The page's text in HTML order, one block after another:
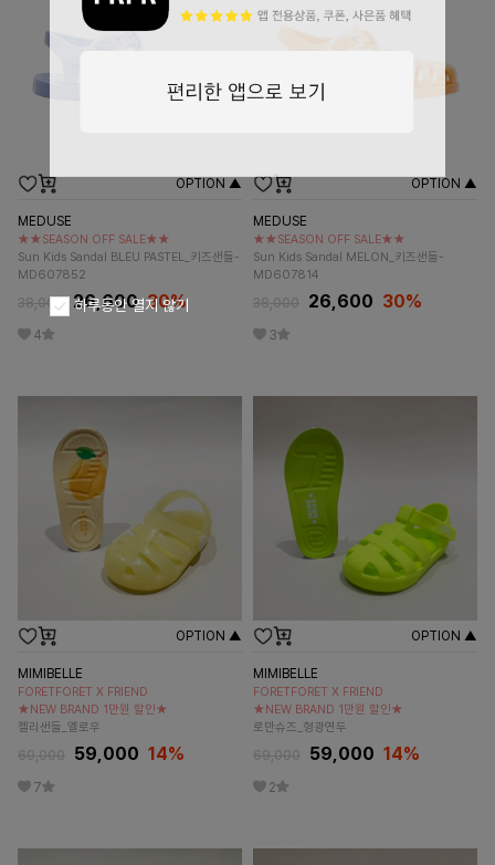
OPTION ▲
MEDUSE
★★SEASON OFF SALE★★
Sun Kids Sandal BLEU PASTEL_키즈샌들-
MD607852
38,000 26,600 30%
4
OPTION ▲
MEDUSE
★★SEASON OFF SALE★★
Sun Kids Sandal MELON_키즈샌들-
MD607814
38,000 26,600 30%
3
OPTION ▲
MIMIBELLE
FORETFORET X FRIEND
★NEW BRAND 1만원 할인★
젤리샌들_옐로우
69,000 59,000 14%
7
OPTION ▲
MIMIBELLE
FORETFORET X FRIEND
★NEW BRAND 1만원 할인★
로만슈즈_형광연두
69,000 59,000 14%
2
하루동안 열지 않기